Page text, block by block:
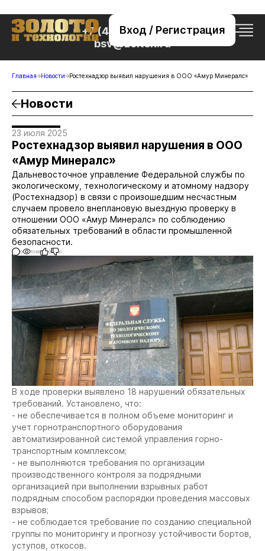
Вход / Регистрация
+7 (495) 221-76-32
bsv@zolteh.ru
Главная Новости Ростехнадзор выявил нарушения в ООО «Амур Минералс»
Новости
23 июля 2025
Ростехнадзор выявил нарушения в ООО
«Амур Минералс»
Дальневосточное управление Федеральной службы по
экологическому, технологическому и атомному надзору
(Ростехнадзор) в связи с произошедшим несчастным
случаем провело внеплановую выездную проверку в
отношении ООО «Амур Минералс» по соблюдению
обязательных требований в области промышленной
безопасности.
0 1048 0 0
В ходе проверки выявлено 18 нарушений обязательных
требований. Установлено, что:
- не обеспечивается в полном объеме мониторинг и
учет горнотранспортного оборудования
автоматизированной системой управления горно-
транспортным комплексом;
- не выполняются требования по организации
производственного контроля за подрядными
организацией при выполнении взрывных работ
подрядным способом распорядки проведения массовых
взрывов;
- не соблюдается требование по созданию специальной
группы по мониторингу и прогнозу устойчивости бортов,
уступов, откосов.